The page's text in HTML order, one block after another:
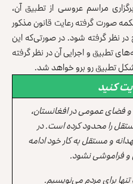
مراسم عروسی از تطبیق آن،
صورت گرفته رعایت قانون مذکور
نظر گرفته شود. در صورتی‌که این
تطبیق و اجرایی آن در نظر گرفته
تطبیق رو برو خواهد شد.
کنید
فضای عمومی در افغانستان،
را محدود کرده است. در
و مستقل به کار خود ادامه
فراموشی نشود.
برای مردم می‌نویسیم.